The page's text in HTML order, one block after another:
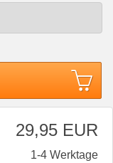
29,95 EUR
1-4 Werktage